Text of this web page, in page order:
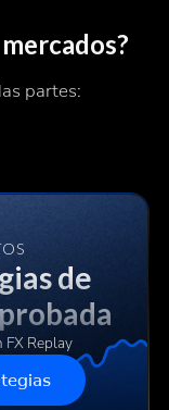
partes:
de
Replay